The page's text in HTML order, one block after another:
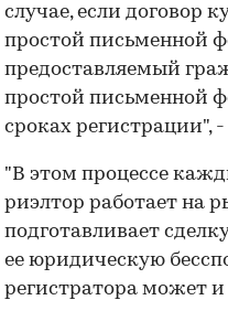
случае, если договор
простой письменной
предоставляемый
простой письменной
сроках регистрации",
"В этом процессе
риэлтор работает на
подготавливает
ее юридическую
регистратора может